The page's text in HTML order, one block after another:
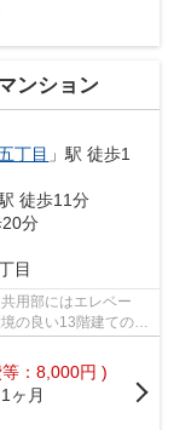
ンション
丁目 」駅 徒歩1
徒歩11分
20分
目
用部にはエレベー
の良い13階建ての建
：8,000円 )
1ヶ月